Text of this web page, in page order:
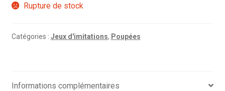
Rupture de stock
Catégories : Jeux d'imitations, Poupées
Informations complémentaires